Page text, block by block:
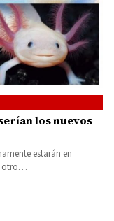
los nuevos
estarán en
otro…